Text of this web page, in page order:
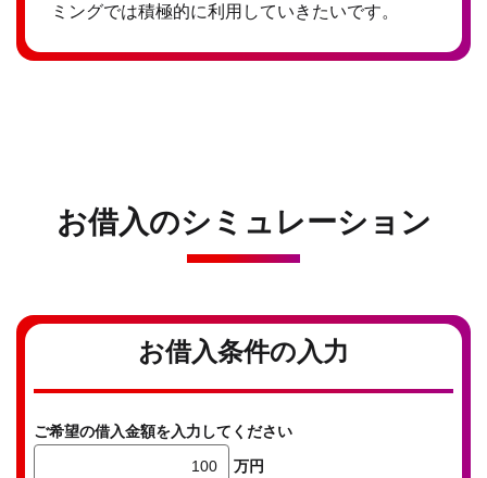
ミングでは積極的に利用していきたいです。
お借入のシミュレーション
お借入条件の入力
ご希望の借入金額を入力してください
万円